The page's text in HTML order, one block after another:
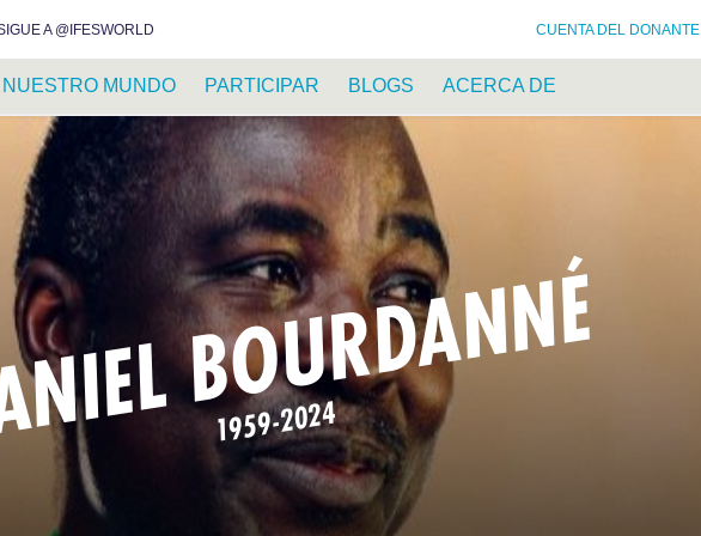
A @IFESWORLD CUENTA DEL DONANTE
NUESTRO MUNDO PARTICIPAR BLOGS ACERCA DE
BOURDANNÉ
1959-2024